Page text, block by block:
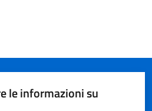
le informazioni su